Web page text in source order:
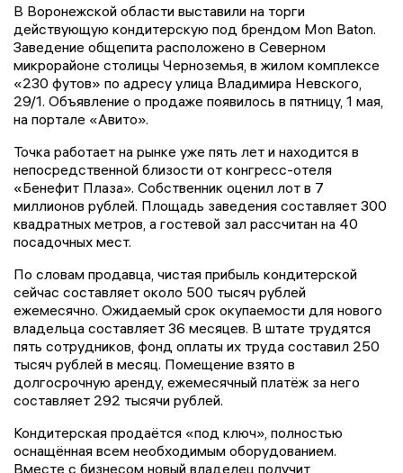
В Воронежской области выставили на торги
действующую кондитерскую под брендом Mon Baton.
Заведение общепита расположено в Северном
микрорайоне столицы Черноземья, в жилом комплексе
«230 футов» по адресу улица Владимира Невского,
29/1. Объявление о продаже появилось в пятницу, 1 мая,
на портале «Авито».
Точка работает на рынке уже пять лет и находится в
непосредственной близости от конгресс-отеля
«Бенефит Плаза». Собственник оценил лот в 7
миллионов рублей. Площадь заведения составляет 300
квадратных метров, а гостевой зал рассчитан на 40
посадочных мест.
По словам продавца, чистая прибыль кондитерской
сейчас составляет около 500 тысяч рублей
ежемесячно. Ожидаемый срок окупаемости для нового
владельца составляет 36 месяцев. В штате трудятся
пять сотрудников, фонд оплаты их труда составил 250
тысяч рублей в месяц. Помещение взято в
долгосрочную аренду, ежемесячный платёж за него
составляет 292 тысячи рублей.
Кондитерская продаётся «под ключ», полностью
оснащённая всем необходимым оборудованием.
Вместе с бизнесом новый владелец получит